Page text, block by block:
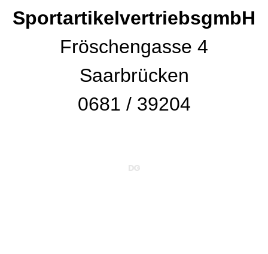
SportartikelvertriebsgmbH
Fröschengasse 4
Saarbrücken
0681 / 39204
DG